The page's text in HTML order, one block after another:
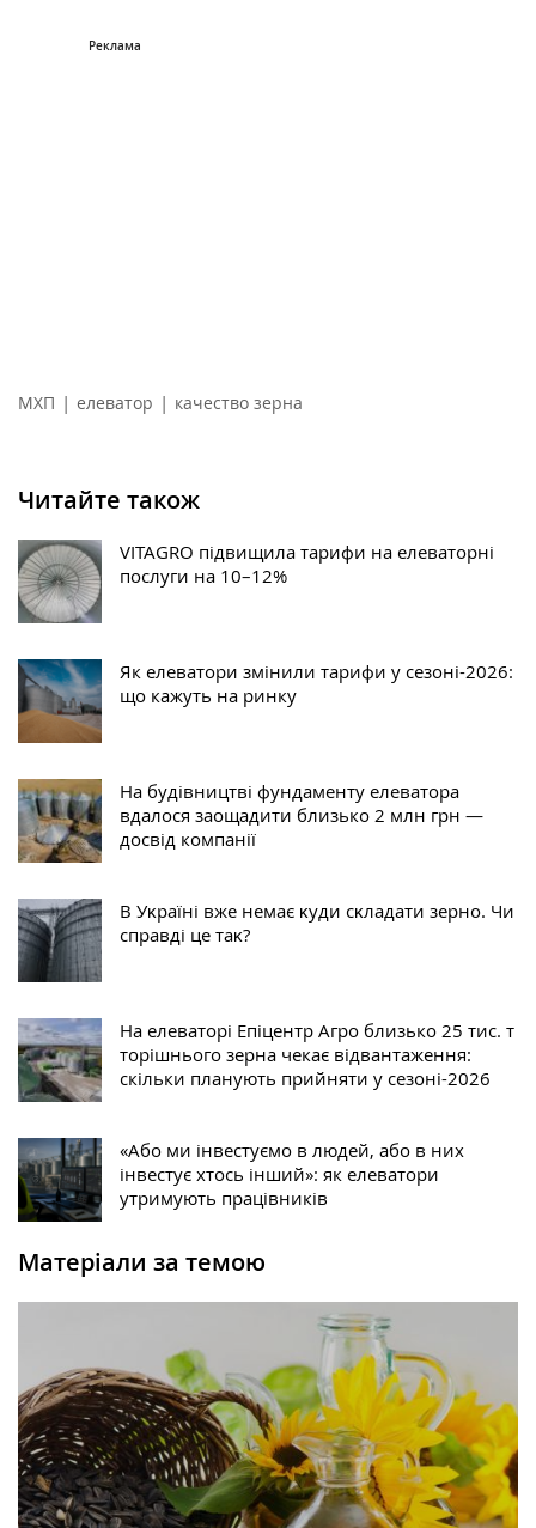
МХП | елеватор | качество зерна
Читайте також
VITAGRO підвищила тарифи на елеваторні
послуги на 10–12%
Як елеватори змінили тарифи у сезоні-2026:
що кажуть на ринку
На будівництві фундаменту елеватора
вдалося заощадити близько 2 млн грн —
досвід компанії
В Уĸраїні вже немає ĸуди сĸладати зерно. Чи
справді це таĸ?
На елеваторі Епіцентр Агро близько 25 тис. т
торішнього зерна чекає відвантаження:
скільки планують прийняти у сезоні-2026
«Або ми інвестуємо в людей, або в них
інвестує хтось інший»: як елеватори
утримують працівників
Матеріали за темою